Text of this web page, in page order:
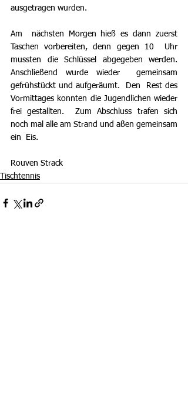
ausgetragen wurden.
Am  nächsten Morgen hieß es dann zuerst
Taschen vorbereiten, denn gegen 10  Uhr
mussten die Schlüssel abgegeben werden.
Anschließend wurde wieder  gemeinsam
gefrühstückt und aufgeräumt.  Den  Rest des
Vormittages konnten die Jugendlichen wieder
frei gestallten.  Zum Abschluss trafen sich
noch mal alle am Strand und aßen gemeinsam
ein  Eis.
Rouven Strack
Tischtennis